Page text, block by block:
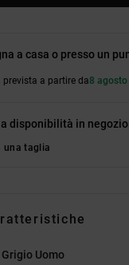
a casa o presso un
prevista a partire da8 agosto
disponibilità in negozio
una taglia
Uomo